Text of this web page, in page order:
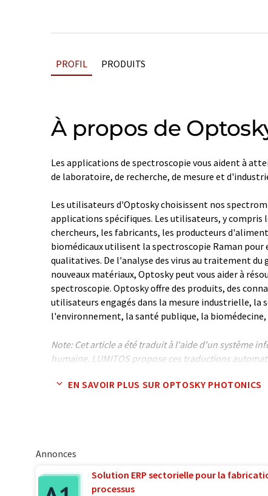
PROFIL PRODUITS
À propos de
Les applications de spectroscopie vous aident à
de laboratoire, de recherche, de mesure et
Les utilisateurs d'Optosky choisissent nos
applications spécifiques. Les utilisateurs, y compris
chercheurs, les fabricants, les producteurs
biomédicaux utilisent la spectroscopie Raman pour
qualitatives. De l'analyse des virus au traitement du
nouveaux matériaux, Optosky peut vous aider à
spectroscopie. Optosky offre des produits, des
utilisateurs engagés dans la mesure industrielle, la
l'environnement, la santé publique, la biomédecine,
Note: Cet article a été traduit à l'aide d'un système
humaine. LUMITOS propose ces traductions
traduction automatique, il est possible qu'il
EN SAVOIR PLUS SUR OPTOSKY PHOTONICS
Annonces
Solution ERP sectorielle pour la
processus